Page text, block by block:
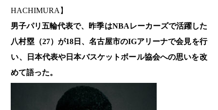
HACHIMURA】
男子パリ五輪代表で、昨季はNBAレーカーズで活躍した
八村塁（27）が18日、名古屋市のIGアリーナで会見を行
い、日本代表や日本バスケットボール協会への思いを改
めて語った。